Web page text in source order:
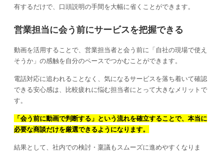
有するだけで、口頭説明の手間を大幅に省くことができます。
営業担当に会う前にサービスを把握できる
動画を活用することで、営業担当者と会う前に「自社の現場で使え
そうか」の感触を自分のペースでつかむことができます。
電話対応に追われることなく、気になるサービスを落ち着いて確認
できる安心感は、比較疲れに悩む担当者にとって大きなメリットで
す。
「会う前に動画で判断する」という流れを確立することで、本当に
必要な商談だけを厳選できるようになります。
結果として、社内での検討・稟議もスムーズに進めやすくなりま